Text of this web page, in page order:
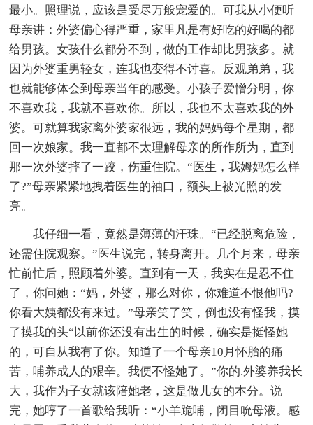
最小。照理说，应该是受尽万般宠爱的。可我从小便听
母亲讲：外婆偏心得严重，家里凡是有好吃的好喝的都
给男孩。女孩什么都分不到，做的工作却比男孩多。就
因为外婆重男轻女，连我也变得不讨喜。反观弟弟，我
也就能够体会到母亲当年的感受。小孩子爱憎分明，你
不喜欢我，我就不喜欢你。所以，我也不太喜欢我的外
婆。可就算我家离外婆家很远，我的妈妈每个星期，都
回一次娘家。我一直都不太理解母亲的所作所为，直到
那一次外婆摔了一跤，伤重住院。“医生，我姆妈怎么样
了?”母亲紧紧地拽着医生的袖口，额头上被光照的发
亮。
我仔细一看，竟然是薄薄的汗珠。“已经脱离危险，
还需住院观察。”医生说完，转身离开。几个月来，母亲
忙前忙后，照顾着外婆。直到有一天，我实在是忍不住
了，你问她：“妈，外婆，那么对你，你难道不恨他吗?
你看大姨都没有来过。”母亲笑了笑，倒也没有怪我，摸
了摸我的头“以前你还没有出生的时候，确实是挺怪她
的，可自从我有了你。知道了一个母亲10月怀胎的痛
苦，哺养成人的艰辛。我便不怪她了。”你的.外婆养我长
大，我作为子女就该陪她老，这是做儿女的本分。说
完，她哼了一首歌给我听：“小羊跪哺，闭目吮母液。感